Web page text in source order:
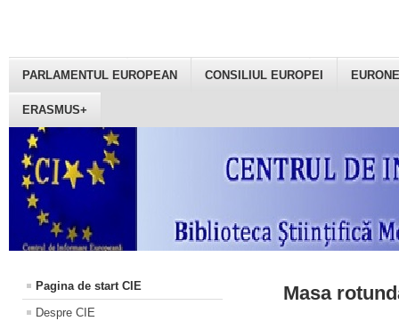
PARLAMENTUL EUROPEAN CONSILIUL EUROPEI
ERASMUS+
Pagina de start CIE
Despre CIE
Masa